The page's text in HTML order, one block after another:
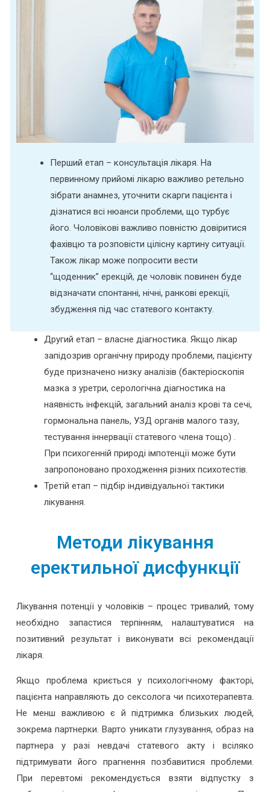
Перший етап – консультація лікаря. На
первинному прийомі лікарю важливо ретельно
зібрати анамнез, уточнити скарги пацієнта і
дізнатися всі нюанси проблеми, що турбує
його. Чоловікові важливо повністю довіритися
фахівцю та розповісти цілісну картину ситуації.
Також лікар може попросити вести
“щоденник” ерекцій, де чоловік повинен буде
відзначати спонтанні, нічні, ранкові ерекції,
збудження під час статевого контакту.
Другий етап – власне діагностика. Якщо лікар
запідозрив органічну природу проблеми, пацієнту
буде призначено низку аналізів (бактеріоскопія
мазка з уретри, серологічна діагностика на
наявність інфекцій, загальний аналіз крові та сечі,
гормональна панель, УЗД органів малого тазу,
тестування іннервації статевого члена тощо) .
При психогенній природі імпотенції може бути
запропоновано проходження різних психотестів.
Третій етап – підбір індивідуальної тактики
лікування.
Методи лікування
еректильної дисфункції
Лікування потенції у чоловіків – процес тривалий, тому
необхідно запастися терпінням, налаштуватися на
позитивний результат і виконувати всі рекомендації
лікаря.
Якщо проблема криється у психологічному факторі,
пацієнта направляють до сексолога чи психотерапевта.
Не менш важливою є й підтримка близьких людей,
зокрема партнерки. Варто уникати глузування, образ на
партнера у разі невдачі статевого акту і всіляко
підтримувати його прагнення позбавитися проблеми.
При перевтомі рекомендується взяти відпустку з